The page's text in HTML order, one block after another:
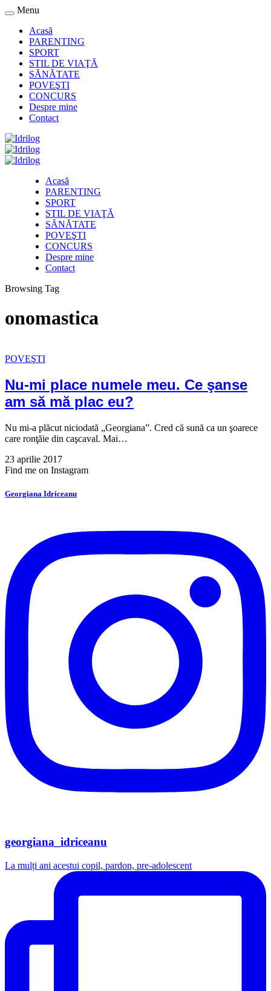
Menu
Acasă
PARENTING
SPORT
STIL DE VIAŢĂ
SĂNĂTATE
POVEŞTI
CONCURS
Despre mine
Contact
Acasă
PARENTING
SPORT
STIL DE VIAŢĂ
SĂNĂTATE
POVEŞTI
CONCURS
Despre mine
Contact
Browsing Tag
onomastica
POVEŞTI
Nu-mi place numele meu. Ce şanse
am să mă plac eu?
Nu mi-a plăcut niciodată „Georgiana”. Cred că sună ca un şoarece
care ronţăie din caşcaval. Mai…
23 aprilie 2017
Find me on Instagram
Georgiana Idriceanu
georgiana_idriceanu
La mulți ani acestui copil, pardon, pre-adolescent